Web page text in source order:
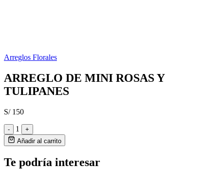
Arreglos Florales
ARREGLO DE MINI ROSAS Y
TULIPANES
S/ 150
- 1
+
Añadir al carrito
Te podría interesar